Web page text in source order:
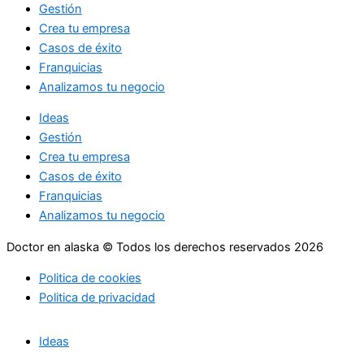
Gestión
Crea tu empresa
Casos de éxito
Franquicias
Analizamos tu negocio
Ideas
Gestión
Crea tu empresa
Casos de éxito
Franquicias
Analizamos tu negocio
Doctor en alaska © Todos los derechos reservados 2026
Politica de cookies
Politica de privacidad
Ideas